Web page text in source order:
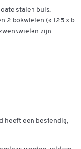
stalen buis.
2 bokwielen (ø 125 x b
zijn
heeft een bestendig,